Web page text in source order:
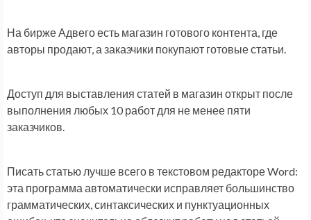
На бирже Адвего есть магазин готового контента, где
авторы продают, а заказчики покупают готовые статьи.
Доступ для выставления статей в магазин открыт после
выполнения любых 10 работ для не менее пяти
заказчиков.
Писать статью лучше всего в текстовом редакторе Word:
эта программа автоматически исправляет большинство
грамматических, синтаксических и пунктуационных